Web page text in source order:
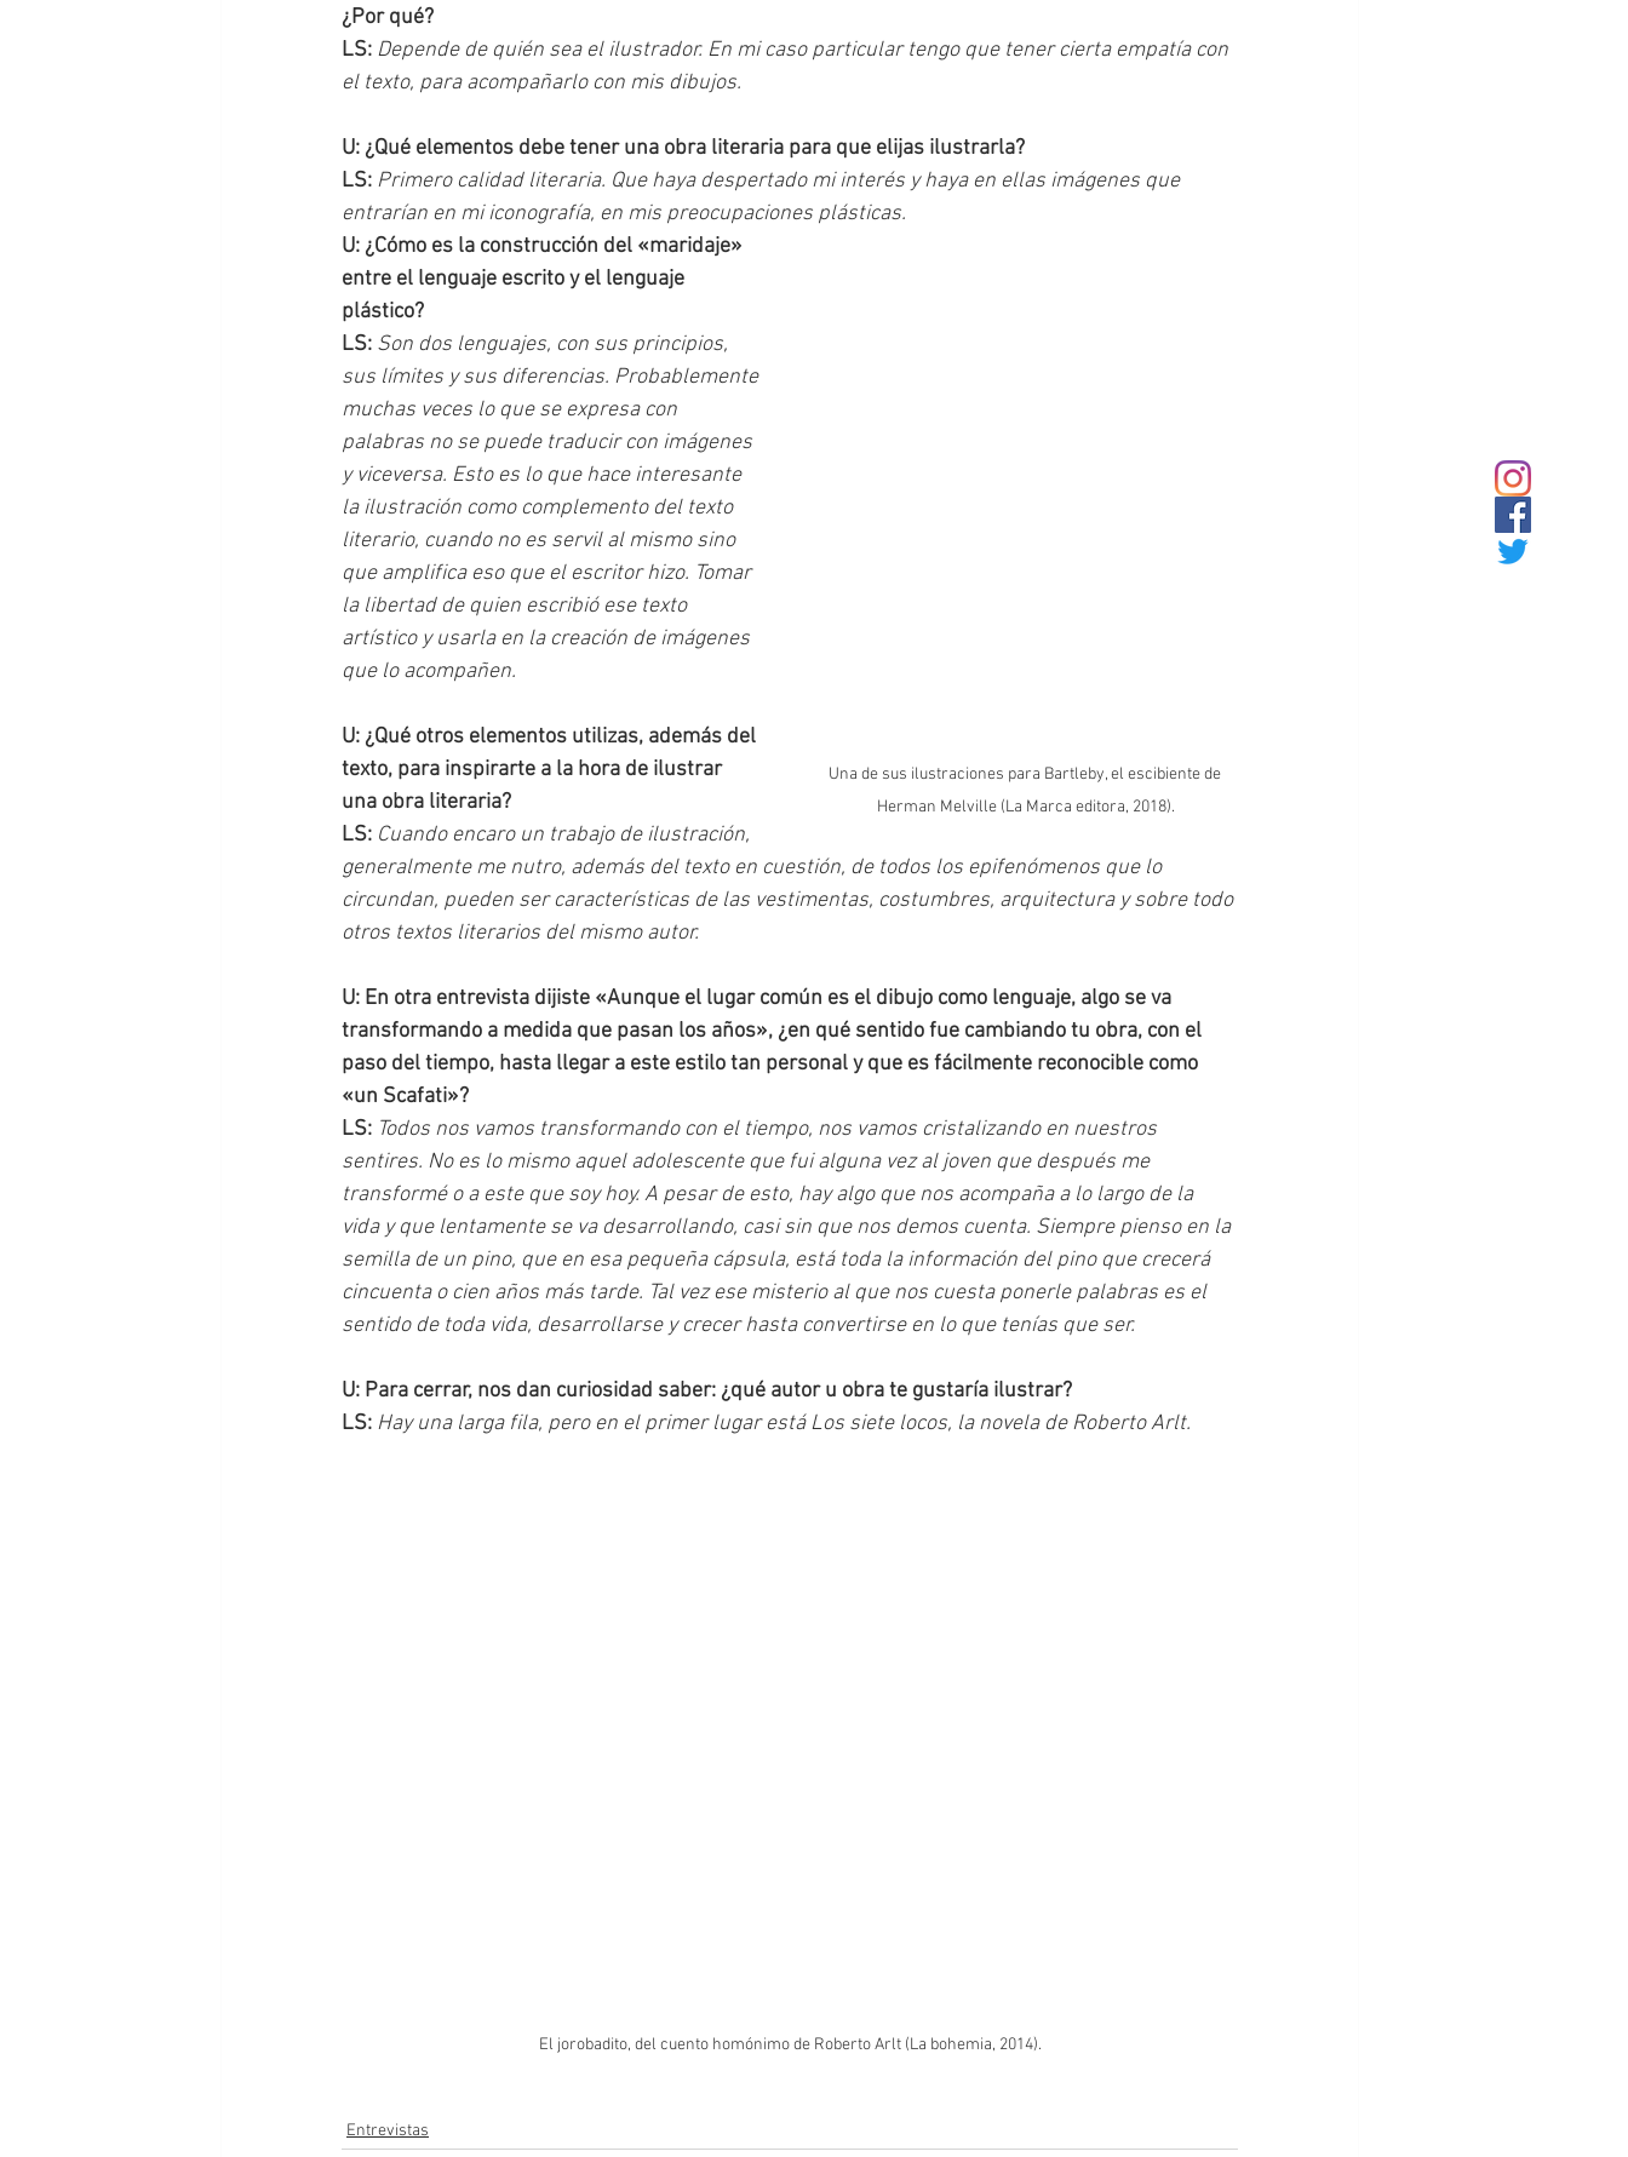
¿Por qué?
LS: Depende de quién sea el ilustrador. En mi caso particular tengo que tener cierta empatía con
el texto, para acompañarlo con mis dibujos.
U: ¿Qué elementos debe tener una obra literaria para que elijas ilustrarla?
LS: Primero calidad literaria. Que haya despertado mi interés y haya en ellas imágenes que
entrarían en mi iconografía, en mis preocupaciones plásticas.
Una de sus ilustraciones para Bartleby, el escibiente de
Herman Melville (La Marca editora, 2018).
U: ¿Cómo es la construcción del «maridaje»
entre el lenguaje escrito y el lenguaje
plástico?
LS: Son dos lenguajes, con sus principios,
sus límites y sus diferencias. Probablemente
muchas veces lo que se expresa con
palabras no se puede traducir con imágenes
y viceversa. Esto es lo que hace interesante
la ilustración como complemento del texto
literario, cuando no es servil al mismo sino
que amplifica eso que el escritor hizo. Tomar
la libertad de quien escribió ese texto
artístico y usarla en la creación de imágenes
que lo acompañen.
U: ¿Qué otros elementos utilizas, además del
texto, para inspirarte a la hora de ilustrar
una obra literaria?
LS: Cuando encaro un trabajo de ilustración,
generalmente me nutro, además del texto en cuestión, de todos los epifenómenos que lo
circundan, pueden ser características de las vestimentas, costumbres, arquitectura y sobre todo
otros textos literarios del mismo autor.
U: En otra entrevista dijiste «Aunque el lugar común es el dibujo como lenguaje, algo se va
transformando a medida que pasan los años», ¿en qué sentido fue cambiando tu obra, con el
paso del tiempo, hasta llegar a este estilo tan personal y que es fácilmente reconocible como
«un Scafati»?
LS: Todos nos vamos transformando con el tiempo, nos vamos cristalizando en nuestros
sentires. No es lo mismo aquel adolescente que fui alguna vez al joven que después me
transformé o a este que soy hoy. A pesar de esto, hay algo que nos acompaña a lo largo de la
vida y que lentamente se va desarrollando, casi sin que nos demos cuenta. Siempre pienso en la
semilla de un pino, que en esa pequeña cápsula, está toda la información del pino que crecerá
cincuenta o cien años más tarde. Tal vez ese misterio al que nos cuesta ponerle palabras es el
sentido de toda vida, desarrollarse y crecer hasta convertirse en lo que tenías que ser.
U: Para cerrar, nos dan curiosidad saber: ¿qué autor u obra te gustaría ilustrar?
LS: Hay una larga fila, pero en el primer lugar está Los siete locos, la novela de Roberto Arlt.
El jorobadito, del cuento homónimo de Roberto Arlt (La bohemia, 2014).
Entrevistas